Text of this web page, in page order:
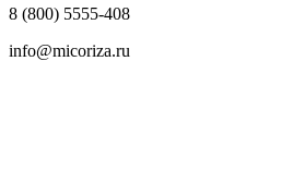
8 (800) 5555-408
info@micoriza.ru